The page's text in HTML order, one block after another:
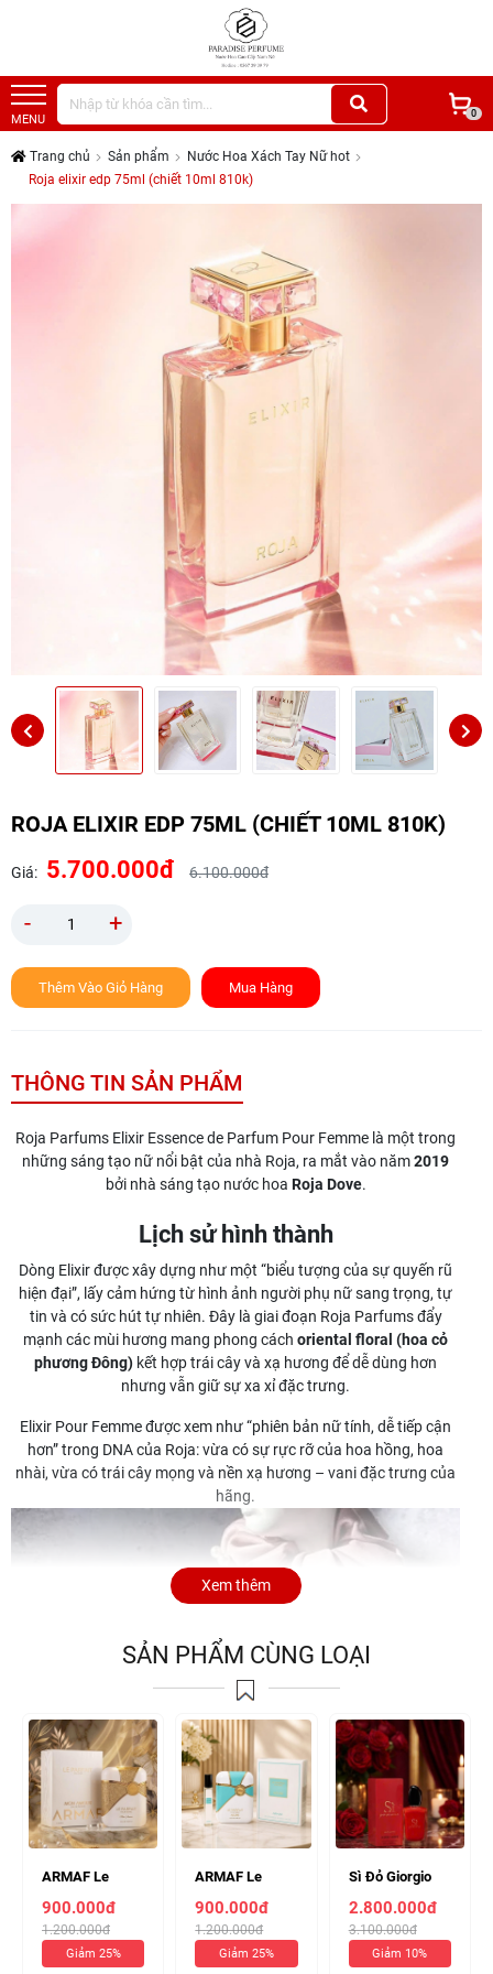
MENU 0
Trang chủ Sản phẩm
Nước Hoa Xách Tay Nữ hot
Roja elixir edp 75ml (chiết 10ml 810k)
ROJA ELIXIR EDP 75ML (CHIẾT 10ML 810K)
Giá: 5.700.000đ 6.100.000đ
- +
Thêm Vào Giỏ Hàng Mua Hàng
THÔNG TIN SẢN PHẨM
Roja Parfums Elixir Essence de Parfum Pour Femme là một trong
những sáng tạo nữ nổi bật của nhà Roja, ra mắt vào năm2019
bởi nhà sáng tạo nước hoa Roja Dove.
Lịch sử hình thành
Dòng Elixir được xây dựng như một “biểu tượng của sự quyến rũ
hiện đại”, lấy cảm hứng từ hình ảnh người phụ nữ sang trọng, tự
tin và có sức hút tự nhiên. Đây là giai đoạn Roja Parfums đẩy
mạnh các mùi hương mang phong cách oriental floral (hoa cỏ
phương Đông) kết hợp trái cây và xạ hương để dễ dùng hơn
nhưng vẫn giữ sự xa xỉ đặc trưng.
Elixir Pour Femme được xem như “phiên bản nữ tính, dễ tiếp cận
hơn” trong DNA của Roja: vừa có sự rực rỡ của hoa hồng, hoa
nhài, vừa có trái cây mọng và nền xạ hương – vani đặc trưng của
hãng.
Xem thêm
SẢN PHẨM CÙNG LOẠI
ARMAF Le
Parfait Mon
Amour EDP
100ml ( Chiết
10ml 140k )
900.000đ
1.200.000đ
Giảm 25%
ARMAF Le
Parfait Azure
EDP 100ml (
Chiết 10ml 140k
)
900.000đ
1.200.000đ
Giảm 25%
Sì Đỏ Giorgio
Armani
Passione EDP
100ml ( Chiết
10ml 330k )
2.800.000đ
3.100.000đ
Giảm 10%